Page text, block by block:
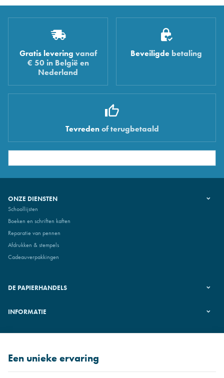
Gratis levering vanaf
€ 50 in België en
Nederland
Beveiligdebetaling
Tevredenof terugbetaald
ONZE DIENSTEN
Schoollijsten
Boeken en schriften kaften
Reparatie van pennen
Afdrukken & stempels
Cadeauverpakkingen
DE PAPIERHANDELS
INFORMATIE
VOLG ONS
Een unieke ervaring